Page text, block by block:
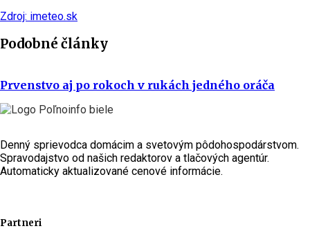
Zdroj: imeteo.sk
Podobné články
Prvenstvo aj po rokoch v rukách jedného oráča
Denný sprievodca domácim a svetovým pôdohospodárstvom.
Spravodajstvo od našich redaktorov a tlačových agentúr.
Automaticky aktualizované cenové informácie.
Partneri